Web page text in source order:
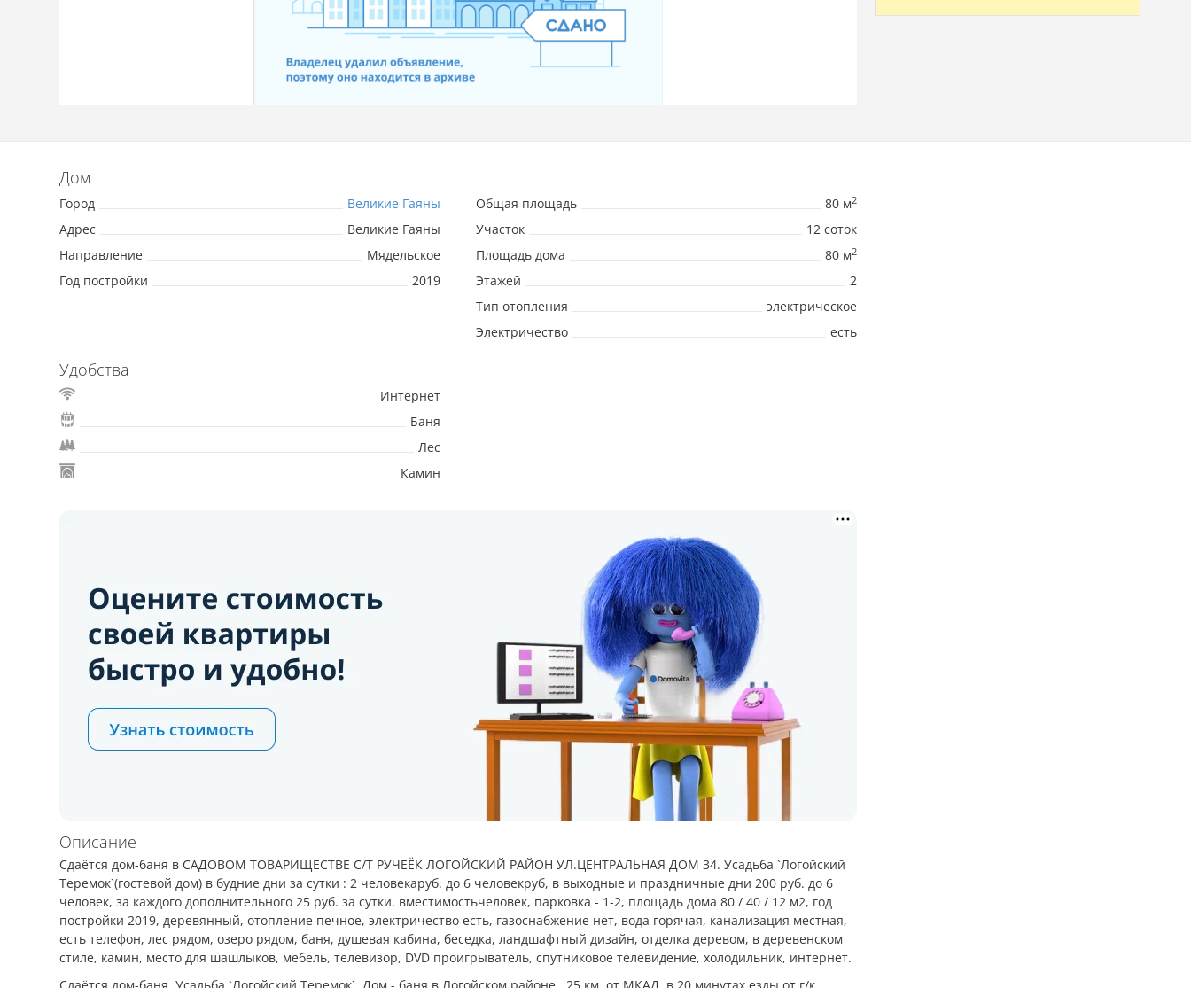
Дом
Город
Великие Гаяны
Адрес
Великие Гаяны
Направление
Мядельское
Год постройки
2019
Общая площадь 80 м2
Участок
12 соток
Площадь дома
80 м2
Этажей
2
Тип отопления
электрическое
Электричество
есть
Удобства
Интернет
Баня
Лес
Камин
Описание
Сдаётся дом-баня в САДОВОМ ТОВАРИЩЕСТВЕ С/Т РУЧЕЁК ЛОГОЙСКИЙ РАЙОН УЛ.ЦЕНТРАЛЬНАЯ ДОМ 34. Усадьба `Логойский
Теремок`(гостевой дом) в будние дни за сутки : 2 человекаруб. до 6 человекруб, в выходные и праздничные дни 200 руб. до 6
человек, за каждого дополнительного 25 руб. за сутки. вместимостьчеловек, парковка - 1-2, площадь дома 80 / 40 / 12 м2, год
постройки 2019, деревянный, отопление печное, электричество есть, газоснабжение нет, вода горячая, канализация местная,
есть телефон, лес рядом, озеро рядом, баня, душевая кабина, беседка, ландшафтный дизайн, отделка деревом, в деревенском
стиле, камин, место для шашлыков, мебель, телевизор, DVD проигрыватель, спутниковое телевидение, холодильник, интернет.